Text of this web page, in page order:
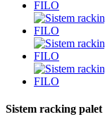
Sistem racking